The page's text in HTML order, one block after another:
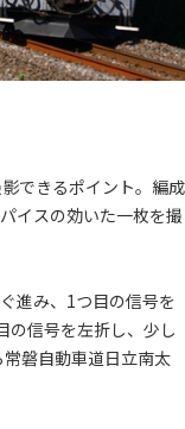
できるポイント。編成
イスの効いた一枚を撮
進み、1つ目の信号を
の信号を左折し、少し
磐自動車道日立南太